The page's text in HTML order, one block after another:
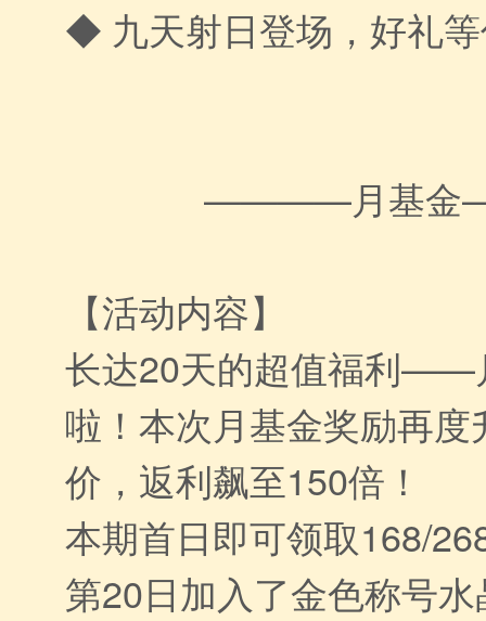
◆ 九天射日登场，好礼
————月基
【活动内容】
长达20天的超值福利——
啦！本次月基金奖励再
价，返利飙至150倍！
本期首日即可领取168/
第20日加入了金色称号